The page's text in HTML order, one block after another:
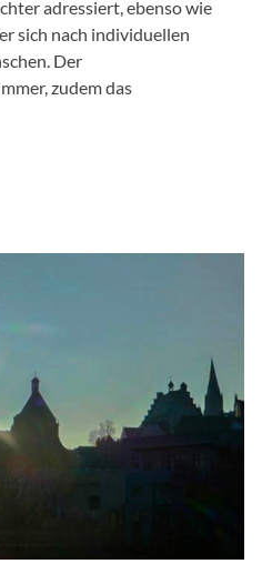
adressiert, ebenso wie
sich nach individuellen
Der
zudem das